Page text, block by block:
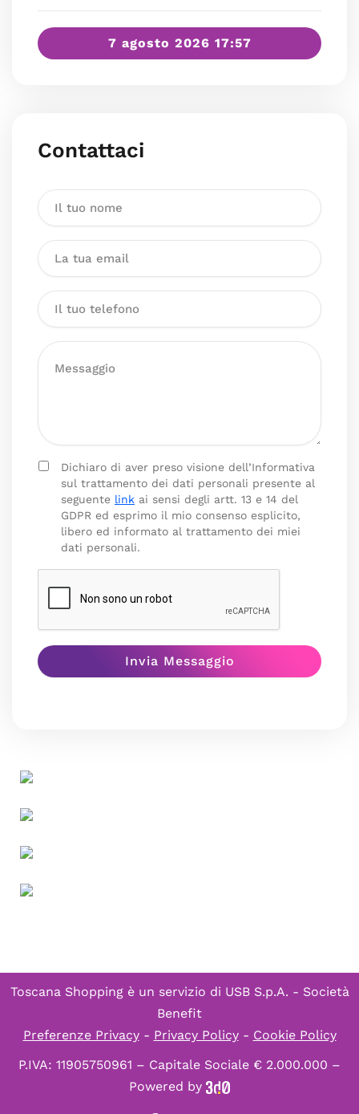
7 agosto 2026 17:57
Contattaci
Dichiaro di aver preso visione dell’Informativa
sul trattamento dei dati personali presente al
seguente link ai sensi degli artt. 13 e 14 del
GDPR ed esprimo il mio consenso esplicito,
libero ed informato al trattamento dei miei
dati personali.
Toscana Shopping è un servizio di USB S.p.A. - Società
Benefit
Preferenze Privacy- Privacy Policy- Cookie Policy
P.IVA: 11905750961 – Capitale Sociale € 2.000.000 –
Powered by